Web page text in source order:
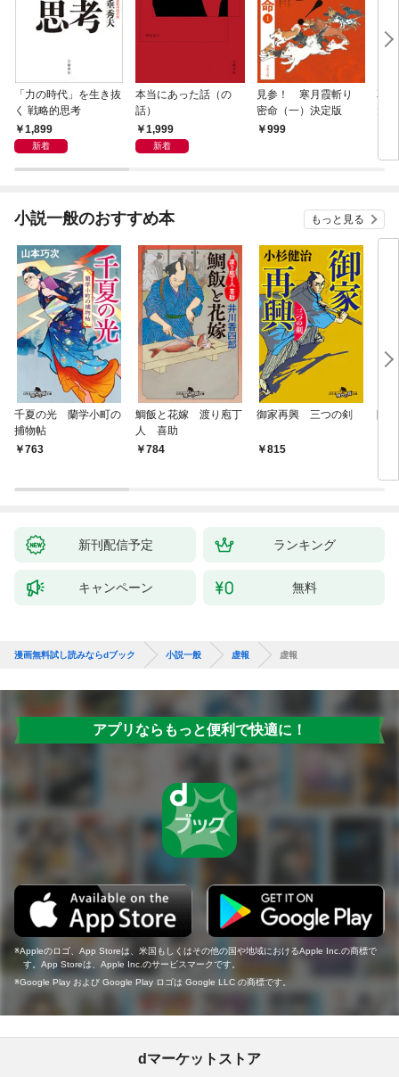
「力の時代」を生き抜
く 戦略的思考
1,899
新着
本当にあった話（の
話）
1,999
新着
見参！ 寒月霞斬り
密命（一）決定版
999
耳
小説一般のおすすめ本 もっと見る
千夏の光 蘭学小町の
捕物帖
763
鯛飯と花嫁 渡り庖丁
人 喜助
784
御家再興 三つの剣
815
新刊配信予定 ランキング
キャンペーン 無料
漫画無料試し読みならdブック 小説一般 虚報 虚報
アプリならもっと便利で快適に！
Appleのロゴ、App Storeは、米国もしくはその他の国や地域におけるApple Inc.の商標で
す。App Storeは、Apple Inc.のサービスマークです。
Google Play および Google Play ロゴは Google LLC の商標です。
dマーケットストア